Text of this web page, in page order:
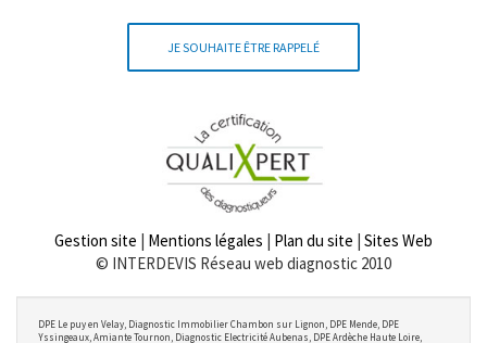
JE SOUHAITE ÊTRE RAPPELÉ
Gestion site | Mentions légales | Plan du site | Sites Web
© INTERDEVIS Réseau web diagnostic 2010
DPE Le puy en Velay, Diagnostic Immobilier Chambon sur Lignon, DPE Mende, DPE
Yssingeaux, Amiante Tournon, Diagnostic Electricité Aubenas, DPE Ardèche Haute Loire,